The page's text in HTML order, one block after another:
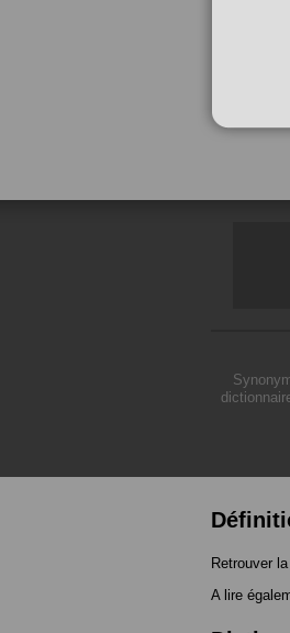
Retrouver
A lire